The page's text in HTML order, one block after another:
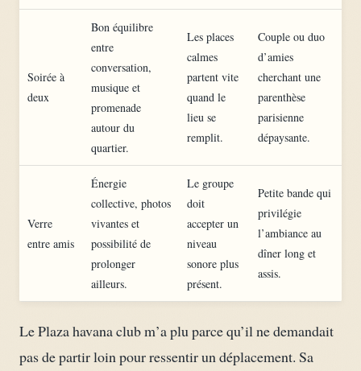
Soirée à
deux
Bon équilibre
entre
conversation,
musique et
promenade
autour du
quartier.
Les places
calmes
partent vite
quand le
lieu se
remplit.
Couple ou duo
d’amies
cherchant une
parenthèse
parisienne
dépaysante.
Verre
entre amis
Énergie
collective, photos
vivantes et
possibilité de
prolonger
ailleurs.
Le groupe
doit
accepter un
niveau
sonore plus
présent.
Petite bande qui
privilégie
l’ambiance au
dîner long et
assis.
Le Plaza havana club m’a plu parce qu’il ne demandait
pas de partir loin pour ressentir un déplacement. Sa